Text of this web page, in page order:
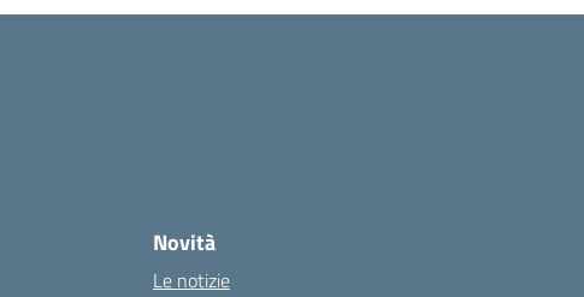
Novità
Le notizie